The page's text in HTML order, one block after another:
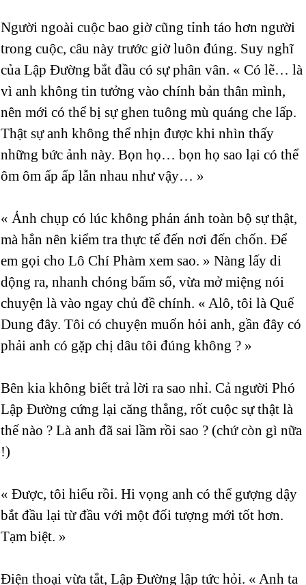
Người ngoài cuộc bao giờ cũng tỉnh táo hơn người
trong cuộc, câu này trước giờ luôn đúng. Suy nghĩ
của Lập Đường bắt đầu có sự phân vân. « Có lẽ… là
vì anh không tin tưởng vào chính bản thân mình,
nên mới có thể bị sự ghen tuông mù quáng che lấp.
Thật sự anh không thể nhịn được khi nhìn thấy
những bức ảnh này. Bọn họ… bọn họ sao lại có thể
ôm ôm ấp ấp lẫn nhau như vậy… »
« Ảnh chụp có lúc không phản ánh toàn bộ sự thật,
mà hẳn nên kiểm tra thực tế đến nơi đến chốn. Để
em gọi cho Lô Chí Phàm xem sao. » Nàng lấy di
dộng ra, nhanh chóng bấm số, vừa mở miệng nói
chuyện là vào ngay chủ đề chính. « Alô, tôi là Quế
Dung đây. Tôi có chuyện muốn hỏi anh, gần đây có
phải anh có gặp chị dâu tôi đúng không ? »
Bên kia không biết trả lời ra sao nhỉ. Cả người Phó
Lập Đường cứng lại căng thẳng, rốt cuộc sự thật là
thế nào ? Là anh đã sai lầm rồi sao ? (chứ còn gì nữa
!)
« Được, tôi hiểu rồi. Hi vọng anh có thể gượng dậy
bắt đầu lại từ đầu với một đối tượng mới tốt hơn.
Tạm biệt. »
Điện thoại vừa tắt, Lập Đường lập tức hỏi. « Anh ta